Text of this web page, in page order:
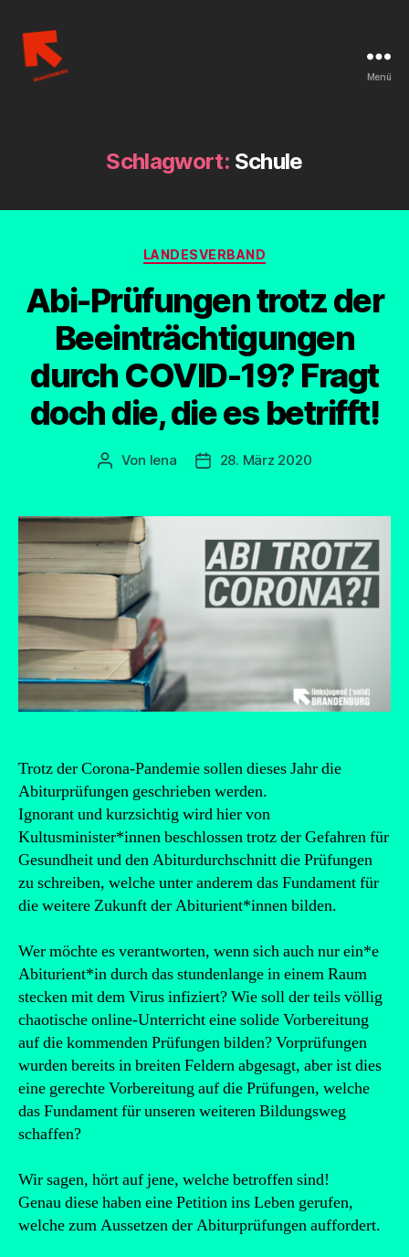
Menü
Schlagwort: Schule
Kategorien
LANDESVERBAND
Abi-Prüfungen trotz der
Beeinträchtigungen
durch COVID-19? Fragt
doch die, die es betrifft!
Beitragsautor
Von lena Beitragsdatum
28. März 2020
Trotz der Corona-Pandemie sollen dieses Jahr die
Abiturprüfungen geschrieben werden.
Ignorant und kurzsichtig wird hier von
Kultusminister*innen beschlossen trotz der Gefahren für
Gesundheit und den Abiturdurchschnitt die Prüfungen
zu schreiben, welche unter anderem das Fundament für
die weitere Zukunft der Abiturient*innen bilden.
Wer möchte es verantworten, wenn sich auch nur ein*e
Abiturient*in durch das stundenlange in einem Raum
stecken mit dem Virus infiziert? Wie soll der teils völlig
chaotische online-Unterricht eine solide Vorbereitung
auf die kommenden Prüfungen bilden? Vorprüfungen
wurden bereits in breiten Feldern abgesagt, aber ist dies
eine gerechte Vorbereitung auf die Prüfungen, welche
das Fundament für unseren weiteren Bildungsweg
schaffen?
Wir sagen, hört auf jene, welche betroffen sind!
Genau diese haben eine Petition ins Leben gerufen,
welche zum Aussetzen der Abiturprüfungen auffordert.